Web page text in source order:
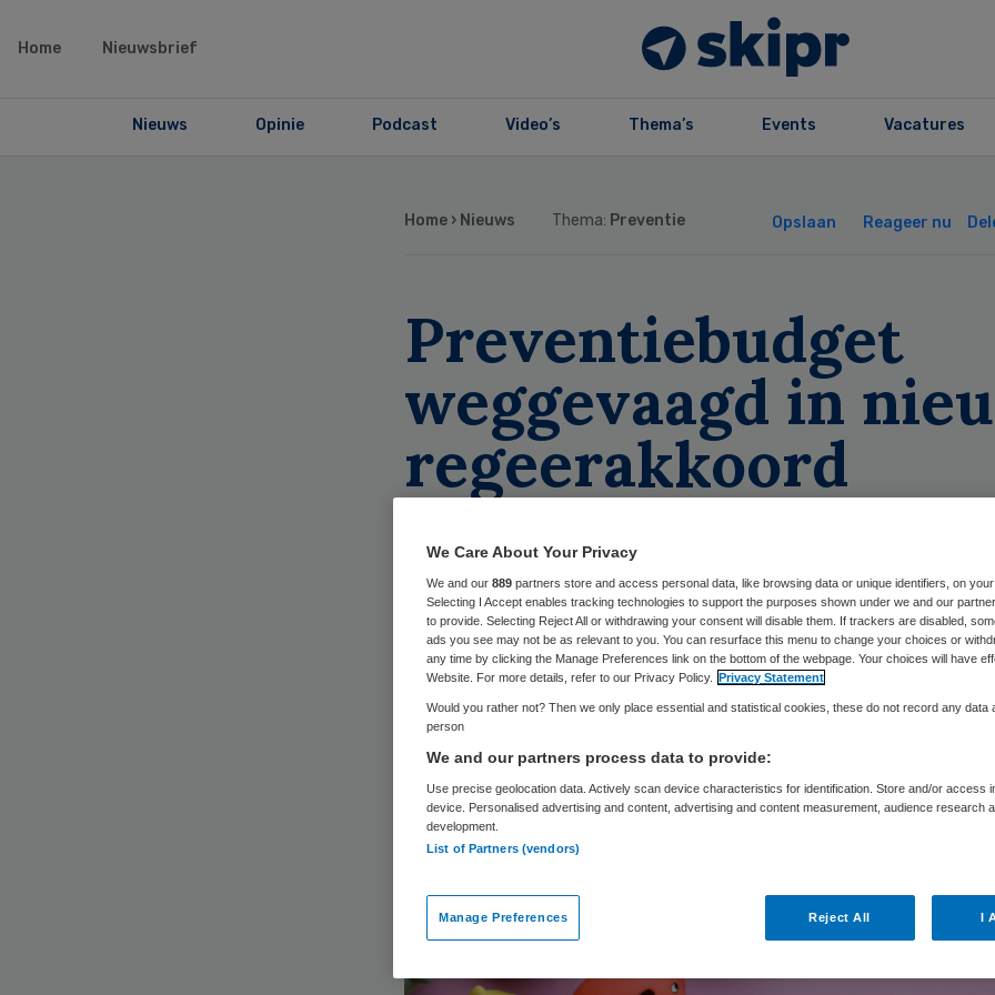
Home Nieuwsbrief
Nieuws Opinie Podcast Video’s Thema’s Events Vacatures
Home › Nieuws Thema: Preventie Opslaan Reageer nu
Preventiebudget
weggevaagd in
regeerakkoord
Carina van Aartsen
Voorstanders van preventie kunnen het wel schudden:
preventieprojecten is de komende regeerperiode geen geld
We Care About Your Privacy
We and our 889 partners store and access personal data, like browsing data or unique identifiers, on your
Selecting I Accept enables tracking technologies to support the purposes shown under we and our
to provide. Selecting Reject All or withdrawing your consent will disable them. If trackers are disabled,
ads you see may not be as relevant to you. You can resurface this menu to change your choices or
any time by clicking the Manage Preferences link on the bottom of the webpage. Your choices will have
Website. For more details, refer to our Privacy Policy. Privacy Statement
Would you rather not? Then we only place essential and statistical cookies, these do not record any data
person
We and our partners process data to provide:
Use precise geolocation data. Actively scan device characteristics for identification. Store and/or access
device. Personalised advertising and content, advertising and content measurement, audience research
development.
List of Partners (vendors)
Manage Preferences Reject All I